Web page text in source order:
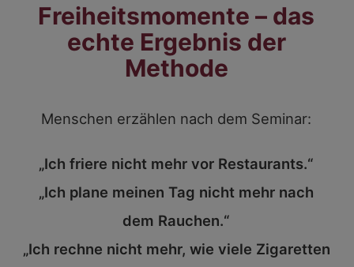
Freiheitsmomente – das
echte Ergebnis der
Methode
Menschen erzählen nach dem Seminar:
„Ich friere nicht mehr vor Restaurants.“
„Ich plane meinen Tag nicht mehr nach
dem Rauchen.“
„Ich rechne nicht mehr, wie viele Zigaretten